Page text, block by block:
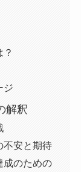
ジ
解釈
不安と期待
成のための